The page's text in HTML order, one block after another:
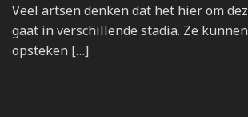
Veel artsen denken dat het hier om
gaat in verschillende stadia. Ze
opsteken […]